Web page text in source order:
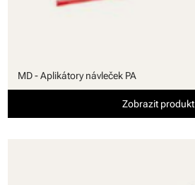
MD - Aplikátory návleček PA
Zobrazit produkt